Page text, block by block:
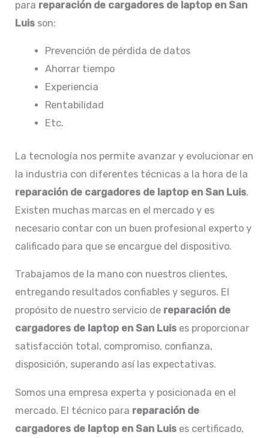
para reparación de cargadores de laptop en San
Luis son:
Prevención de pérdida de datos
Ahorrar tiempo
Experiencia
Rentabilidad
Etc.
La tecnología nos permite avanzar y evolucionar en
la industria con diferentes técnicas a la hora de la
reparación de cargadores de laptop en San Luis.
Existen muchas marcas en el mercado y es
necesario contar con un buen profesional experto y
calificado para que se encargue del dispositivo.
Trabajamos de la mano con nuestros clientes,
entregando resultados confiables y seguros. El
propósito de nuestro servicio de reparación de
cargadores de laptop en San Luis es proporcionar
satisfacción total, compromiso, confianza,
disposición, superando así las expectativas.
Somos una empresa experta y posicionada en el
mercado. El técnico para reparación de
cargadores de laptop en San Luis es certificado,